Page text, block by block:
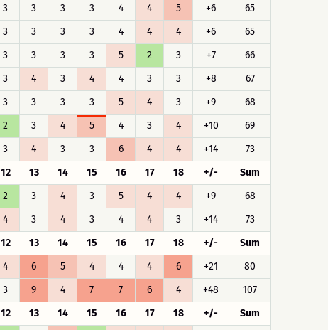
3 3 3 3 4 4 5 +6
65
3 3 3 3 4 4 4 +6
65
3 3 3 3 5 2 3 +7
66
3 4 3 4 4 3 3 +8
67
3 3 3 3 5 4 3 +9
68
2 3 4 5 4 3 4 +10
69
3 4 3 3 6 4 4 +14
73
12 13 14 15 16 17 18 +/-
Sum
2 3 4 3 5 4 4 +9
68
4 3 4 3 4 4 3 +14
73
12 13 14 15 16 17 18 +/-
Sum
4 6 5 4 4 4 6 +21
80
3 9 4 7 7 6 4 +48
107
12 13 14 15 16 17 18 +/-
Sum